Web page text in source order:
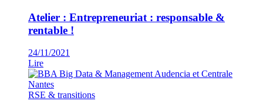
Atelier : Entrepreneuriat : responsable &
rentable !
24/11/2021
Lire
RSE & transitions